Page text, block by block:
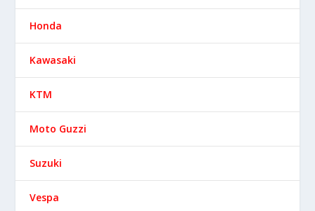
Honda
Kawasaki
KTM
Moto Guzzi
Suzuki
Vespa